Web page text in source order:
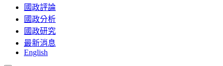
國政評論
國政分析
國政研究
最新消息
English